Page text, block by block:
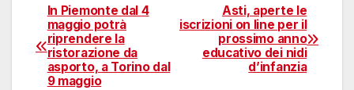
Navigazione
articoli
Asti, aperte le
iscrizioni on line per il
prossimo anno
educativo dei nidi
d’infanzia
In Piemonte dal 4
maggio potrà
riprendere la
ristorazione da
asporto, a Torino dal
9 maggio